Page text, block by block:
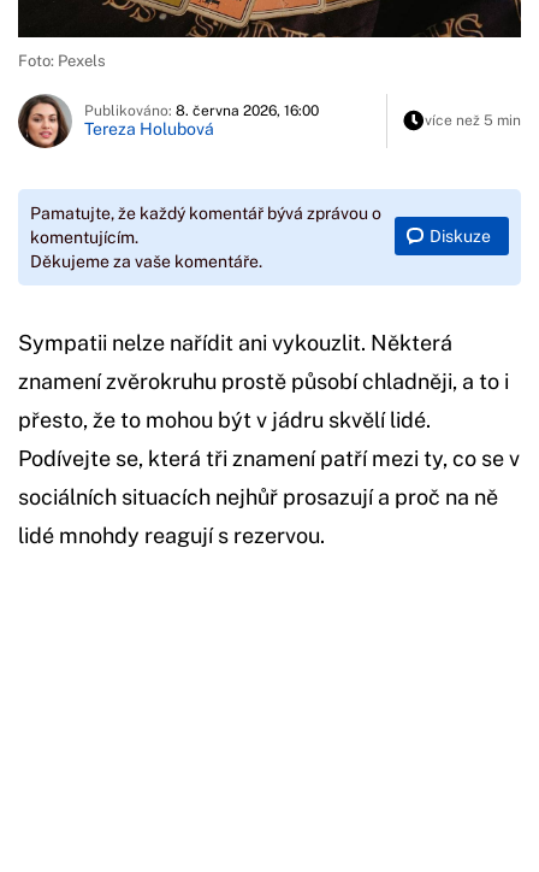
Foto: Pexels
Publikováno: 8. června 2026, 16:00
Tereza Holubová více než 5 min
Pamatujte, že každý komentář bývá zprávou o
komentujícím.
Děkujeme za vaše komentáře.
Diskuze
Sympatii nelze nařídit ani vykouzlit. Některá
znamení zvěrokruhu prostě působí chladněji, a to i
přesto, že to mohou být v jádru skvělí lidé.
Podívejte se, která tři znamení patří mezi ty, co se v
sociálních situacích nejhůř prosazují a proč na ně
lidé mnohdy reagují s rezervou.